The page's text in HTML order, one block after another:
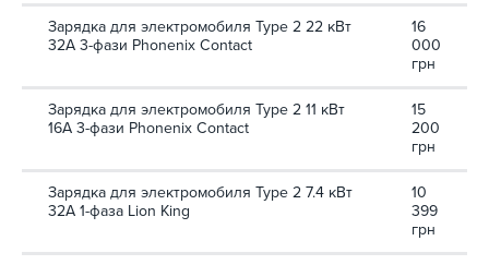
Зарядка для электромобиля Type 2 22 кВт
32А 3-фази Phonenix Contact
16
000
грн
Зарядка для электромобиля Type 2 11 кВт
16A 3-фази Phonenix Contact
15
200
грн
Зарядка для электромобиля Type 2 7.4 кВт
32А 1-фаза Lion King
10
399
грн